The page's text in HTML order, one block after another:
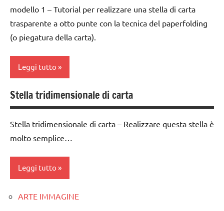
paperfolding
TUTORIAL
TUTTI GLI
ARGOMENTI
TUTTI GLI
lavoretti
Natale
Natale
paperfolding
origami
TUTORIAL
ARGOMENTI
PER ETA'
ARTICOLI
ARTE
IMMAGINE
carta
3a
classe
4a
classe
natalizie
DELL'ANNO
modello 1 – Tutorial per realizzare una stella di carta
trasparente a otto punte con la tecnica del paperfolding
(o piegatura della carta).
Leggi tutto
4a
settimana
di
avvento
IMMAGINE
classe
Stella tridimensionale di carta
Stella tridimensionale di carta – Realizzare questa stella è
molto semplice…
Leggi tutto
1a
ARTE IMMAGINE